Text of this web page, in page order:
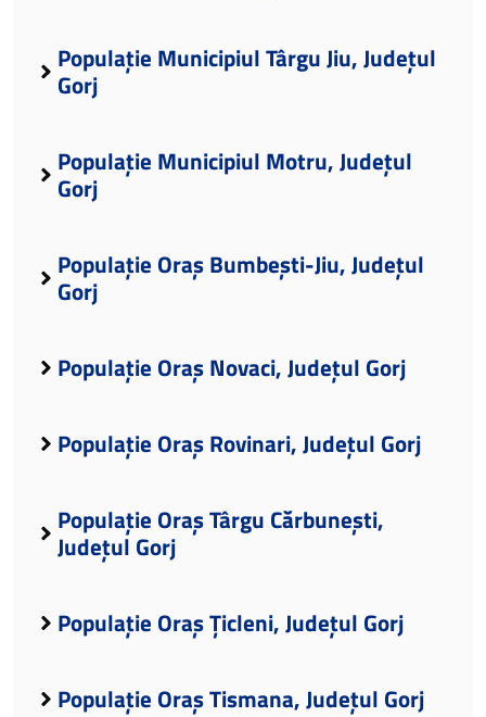
Populație Municipiul Târgu Jiu, Județul
Gorj
Populație Municipiul Motru, Județul
Gorj
Populație Oraș Bumbești-Jiu, Județul
Gorj
Populație Oraș Novaci, Județul Gorj
Populație Oraș Rovinari, Județul Gorj
Populație Oraș Târgu Cărbunești,
Județul Gorj
Populație Oraș Țicleni, Județul Gorj
Populație Oraș Tismana, Județul Gorj